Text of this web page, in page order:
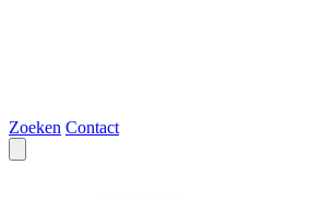
Zoeken Contact